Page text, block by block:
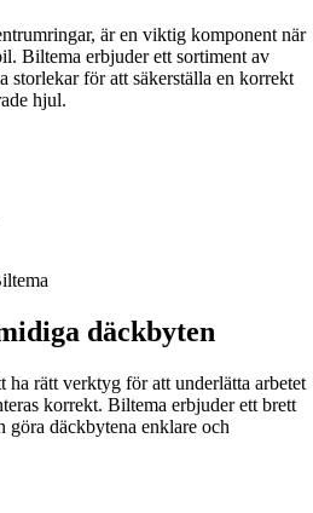
är en viktig komponent när
Biltema erbjuder ett sortiment av
för att säkerställa en korrekt
hjul.
däckbyten
rätt verktyg för att underlätta arbetet
korrekt. Biltema erbjuder ett brett
däckbytena enklare och